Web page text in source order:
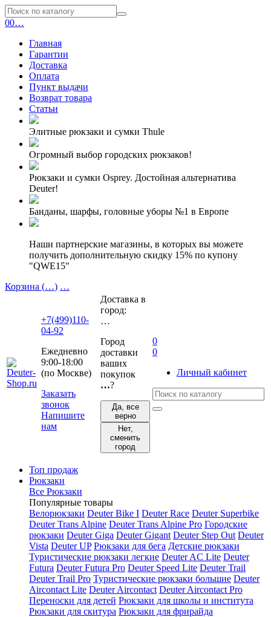
00…
Главная
Гарантии
Доставка
Оплата
Пункт выдачи
Возврат товара
Статьи
Элитные рюкзаки и сумки Thule
Огромный выбор городских рюкзаков!
Рюкзаки и сумки Osprey. Достойная альтернатива
Deuter!
Банданы, шарфы, головные уборы №1 в Европе
Наши партнерские магазины, в которых вы можете
получить дополнительную скидку 15% по купону
"QWE15"
Корзина (…) …
+7(499)110-
04-92
Ежедневно
9:00-18:00
(по Москве)
Заказать
звонок
Напишите
нам
Доставка в
город:
…
Город
доставки
ваших
покупок
…?
Да, все
верно
Нет,
сменить
город
0
0
Личный кабинет
Топ продаж
Рюкзаки
Все Рюкзаки
Популярные товары
Велорюкзаки Deuter Bike I Deuter Race Deuter Superbike
Deuter Trans Alpine Deuter Trans Alpine Pro Городские
рюкзаки Deuter Giga Deuter Gigant Deuter Step Out Deuter
Vista Deuter UP Рюкзаки для бега Детские рюкзаки
Туристические рюкзаки легкие Deuter AС Lite Deuter
Futura Deuter Futura Pro Deuter Speed Lite Deuter Trail
Deuter Trail Pro Туристические рюкзаки большие Deuter
Aircontact Lite Deuter Aircontact Deuter Aircontact Pro
Переноски для детей Рюкзаки для школы и института
Рюкзаки для скитура Рюкзаки для фрирайда